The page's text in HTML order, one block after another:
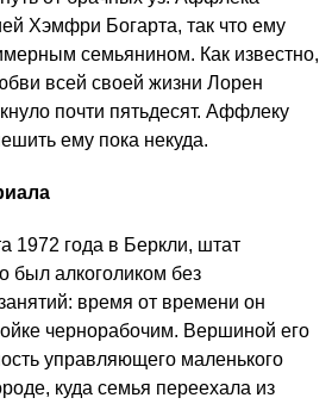
Хэмфри Богарта, так что ему
семьянином. Как известно,
всей своей жизни Лорен
почти пятьдесят. Аффлеку
ему пока некуда.
1972 года в Беркли, штат
был алкоголиком без
время от времени он
чернорабочим. Вершиной его
управляющего маленького
куда семья переехала из